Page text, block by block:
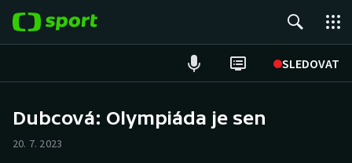
SLEDOVAT
ME v plavání
Dubcová: Olympiáda je sen
20. 7. 2023